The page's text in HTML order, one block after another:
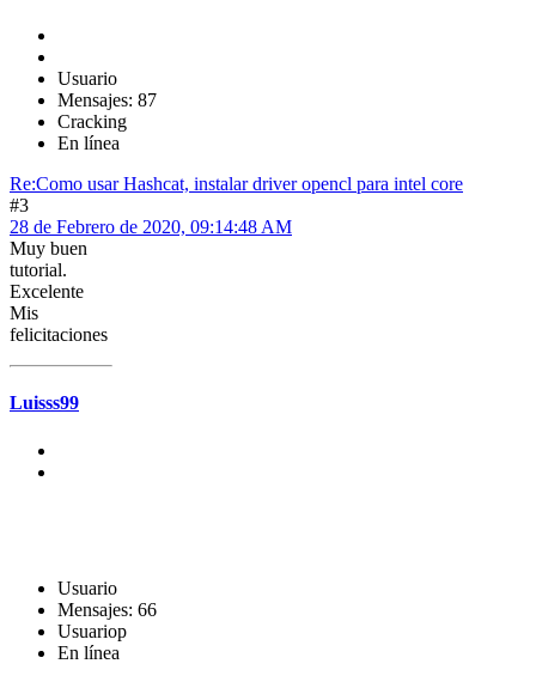
Usuario
Mensajes: 87
Cracking
En línea
Re:Como usar Hashcat, instalar driver opencl para intel core
#3
28 de Febrero de 2020, 09:14:48 AM
Muy buen
tutorial.
Excelente
Mis
felicitaciones
Luisss99
Usuario
Mensajes: 66
Usuariop
En línea